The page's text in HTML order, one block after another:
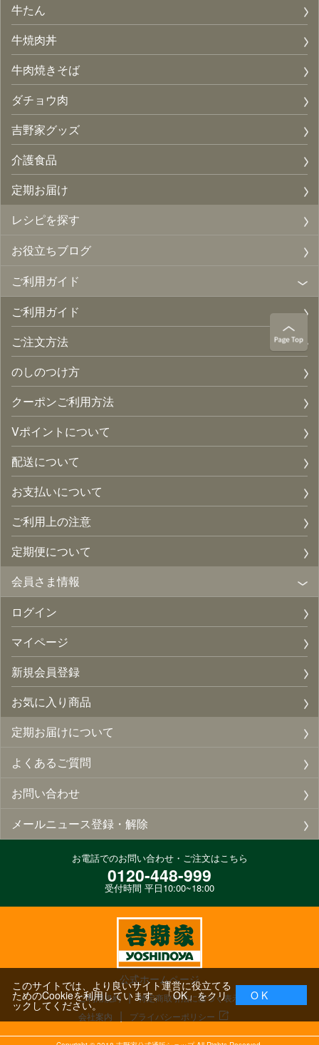
牛たん
牛焼肉丼
牛肉焼きそば
ダチョウ肉
吉野家グッズ
介護食品
定期お届け
レシピを探す
お役立ちブログ
ご利用ガイド
ご利用ガイド
ご注文方法
のしのつけ方
クーポンご利用方法
Vポイントについて
配送について
お支払いについて
ご利用上の注意
定期便について
会員さま情報
ログイン
マイページ
新規会員登録
お気に入り商品
定期お届けについて
よくあるご質問
お問い合わせ
メールニュース登録・解除
お電話でのお問い合わせ・ご注文はこちら
0120-448-999
受付時間 平日10:00~18:00
公式ホームページ
ご利用規約
特定商取引法に基づく表示
会社案内
プライバシーポリシー
このサイトでは、より良いサイト運営に役立てる
ためのCookieを利用しています。「OK」をクリ
ックしてください。
O K